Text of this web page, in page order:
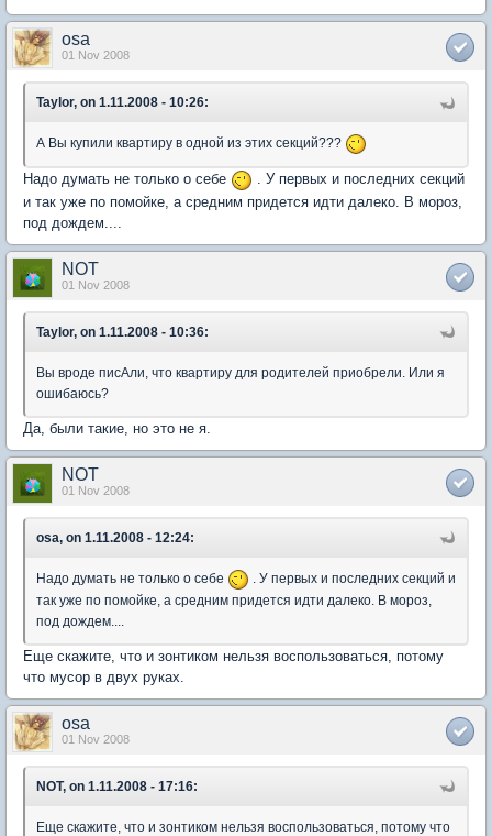
osa
01 Nov 2008
Taylor, on 1.11.2008 - 10:26:
А Вы купили квартиру в одной из этих секций???
Надо думать не только о себе
. У первых и последних секций
и так уже по помойке, а средним придется идти далеко. В мороз,
под дождем....
NOT
01 Nov 2008
Taylor, on 1.11.2008 - 10:36:
Вы вроде писАли, что квартиру для родителей приобрели. Или я
ошибаюсь?
Да, были такие, но это не я.
NOT
01 Nov 2008
osa, on 1.11.2008 - 12:24:
Надо думать не только о себе
. У первых и последних секций и
так уже по помойке, а средним придется идти далеко. В мороз,
под дождем....
Еще скажите, что и зонтиком нельзя воспользоваться, потому
что мусор в двух руках.
osa
01 Nov 2008
NOT, on 1.11.2008 - 17:16:
Еще скажите, что и зонтиком нельзя воспользоваться, потому что